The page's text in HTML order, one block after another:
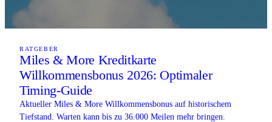
RATGEBER
Miles & More Kreditkarte
Willkommensbonus 2026: Optimaler
Timing-Guide
Aktueller Miles & More Willkommensbonus auf historischem
Tiefstand. Warten kann bis zu 36.000 Meilen mehr bringen.